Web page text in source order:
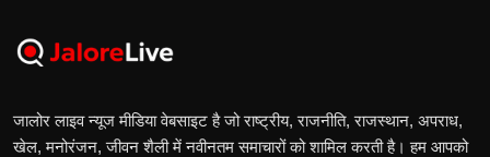
जालोर लाइव न्यूज मीडिया वेबसाइट है जो राष्ट्रीय, राजनीति, राजस्थान, अपराध,
खेल, मनोरंजन, जीवन शैली में नवीनतम समाचारों को शामिल करती है। हम आपको